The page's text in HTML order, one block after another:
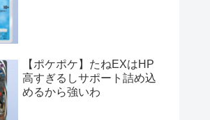
【ポケポケ】たねEXはHP
高すぎるしサポート詰め込
めるから強いわ